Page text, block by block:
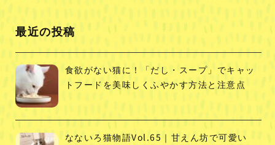
最近の投稿
食欲がない猫に！「だし・スープ」でキャッ
トフードを美味しくふやかす方法と注意点
なないろ猫物語Vol.65｜甘えん坊で可愛い